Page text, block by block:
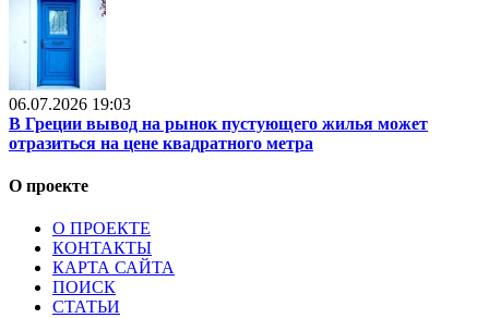
06.07.2026 19:03
В Греции вывод на рынок пустующего жилья может
отразиться на цене квадратного метра
О проекте
О ПРОЕКТЕ
КОНТАКТЫ
КАРТА САЙТА
ПОИСК
СТАТЬИ